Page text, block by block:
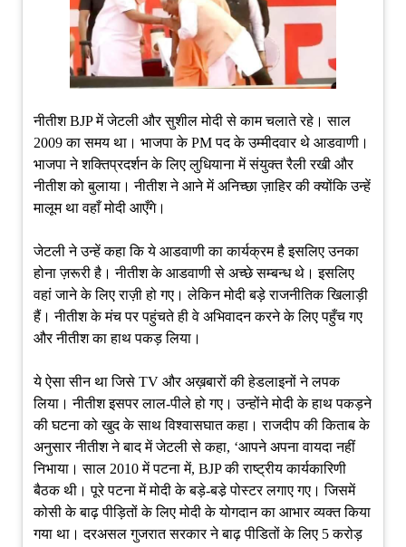
नीतीश BJP में जेटली और सुशील मोदी से काम चलाते रहे। साल
2009 का समय था। भाजपा के PM पद के उम्मीदवार थे आडवाणी।
भाजपा ने शक्तिप्रदर्शन के लिए लुधियाना में संयुक्त रैली रखी और
नीतीश को बुलाया। नीतीश ने आने में अनिच्छा ज़ाहिर की क्योंकि उन्हें
मालूम था वहाँ मोदी आएँगे।
जेटली ने उन्हें कहा कि ये आडवाणी का कार्यक्रम है इसलिए उनका
होना ज़रूरी है। नीतीश के आडवाणी से अच्छे सम्बन्ध थे। इसलिए
वहां जाने के लिए राज़ी हो गए। लेकिन मोदी बड़े राजनीतिक खिलाड़ी
हैं। नीतीश के मंच पर पहुंचते ही वे अभिवादन करने के लिए पहुँच गए
और नीतीश का हाथ पकड़ लिया।
ये ऐसा सीन था जिसे TV और अख़बारों की हेडलाइनों ने लपक
लिया। नीतीश इसपर लाल-पीले हो गए। उन्होंने मोदी के हाथ पकड़ने
की घटना को खुद के साथ विश्वासघात कहा। राजदीप की किताब के
अनुसार नीतीश ने बाद में जेटली से कहा, ‘आपने अपना वायदा नहीं
निभाया। साल 2010 में पटना में, BJP की राष्ट्रीय कार्यकारिणी
बैठक थी। पूरे पटना में मोदी के बड़े-बडे़ पोस्टर लगाए गए। जिसमें
कोसी के बाढ़ पीड़ितों के लिए मोदी के योगदान का आभार व्यक्त किया
गया था। दरअसल गुजरात सरकार ने बाढ़ पीडितों के लिए 5 करोड़